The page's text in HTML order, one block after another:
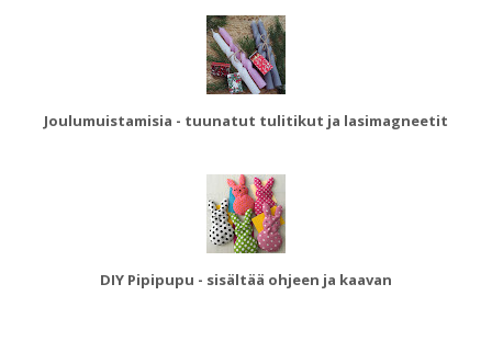
Joulumuistamisia - tuunatut tulitikut ja lasimagneetit
DIY Pipipupu - sisältää ohjeen ja kaavan